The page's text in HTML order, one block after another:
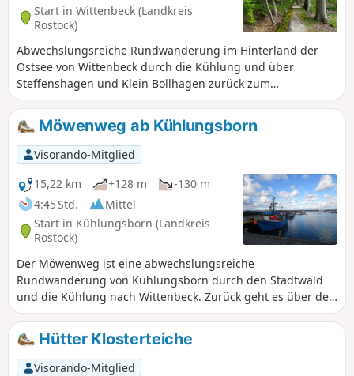
Start in Wittenbeck (Landkreis
Rostock)
Abwechslungsreiche Rundwanderung im Hinterland der
Ostsee von Wittenbeck durch die Kühlung und über
Steffenshagen und Klein Bollhagen zurück zum
Ausgangspunkt.
Möwenweg ab Kühlungsborn
Visorando-Mitglied
15,22 km
+128 m
-130 m
4:45 Std.
Mittel
Start in Kühlungsborn (Landkreis
Rostock)
Der Möwenweg ist eine abwechslungsreiche
Rundwanderung von Kühlungsborn durch den Stadtwald
und die Kühlung nach Wittenbeck. Zurück geht es über den
Fulgenweg sowie an Hafen und Seebrücke vorbei zum
Ausgangspunkt in Kühlungsborn.
Hütter Klosterteiche
Visorando-Mitglied